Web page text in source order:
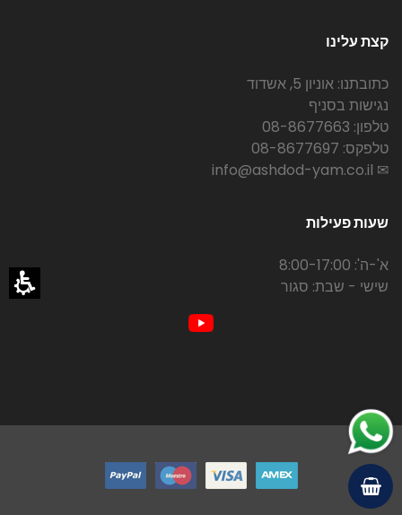
קצת עלינו
כתובתנו: אוניון 5, אשדוד
נגישות בסניף
טלפון: 08-8677663
טלפקס: 08-8677697
✉ info@ashdod-yam.co.il
שעות פעילות
א'-ה': 8:00-17:00
שישי - שבת: סגור